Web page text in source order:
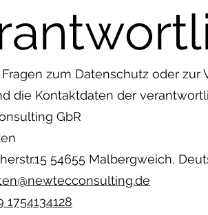
zum Datenschutz oder
die Kontaktdaten der
GbR
54655 Malbergweich,
1754134128